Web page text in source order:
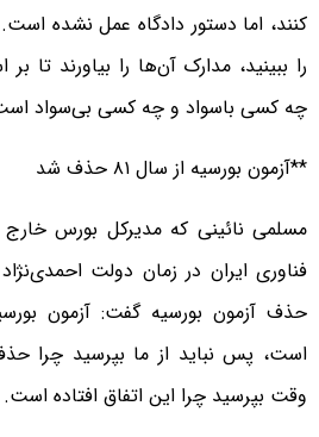
کنند، اما دستور دادگاه عمل نشده
را ببینید، مدارک آن‌ها را بیاورند تا
چه کسی باسواد و چه کسی بی‌سواد
**آزمون بورسیه از سال ۸۱ حذف شد
مسلمی نائینی که مدیرکل بورس
فناوری ایران در زمان دولت
است، پس نباید از ما بپرسید چرا
وقت بپرسید چرا این اتفاق افتاده است.